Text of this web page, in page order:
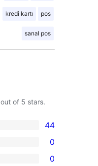
kredi kartı pos
sanal pos
out of 5 stars.
44
0
0